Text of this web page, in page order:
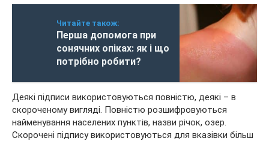
Читайте також:
Перша допомога при
сонячних опіках: як і що
потрібно робити?
Деякі підписи використовуються повністю, деякі – в
скороченому вигляді. Повністю розшифровуються
найменування населених пунктів, назви річок, озер.
Скорочені підпису використовуються для вказівки більш